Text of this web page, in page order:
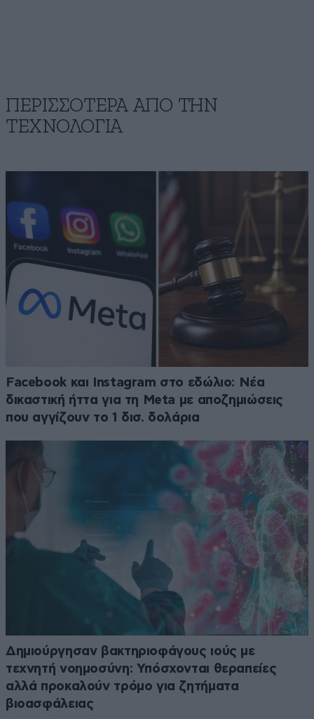
ΠΕΡΙΣΣΟΤΕΡΑ ΑΠΟ ΤΗΝ
ΤΕΧΝΟΛΟΓΙΑ
Facebook και Instagram στο εδώλιο: Νέα
δικαστική ήττα για τη Meta με αποζημιώσεις
που αγγίζουν το 1 δισ. δολάρια
Δημιούργησαν βακτηριοφάγους ιούς με
τεχνητή νοημοσύνη: Υπόσχονται θεραπείες
αλλά προκαλούν τρόμο για ζητήματα
βιοασφάλειας